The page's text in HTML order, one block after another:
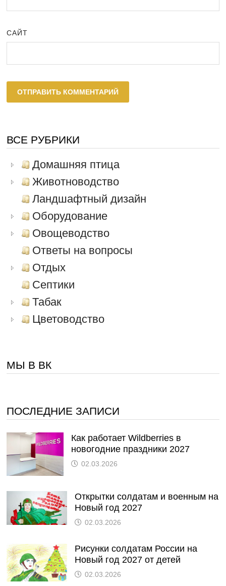
САЙТ
ВСЕ РУБРИКИ
Домашняя птица
Животноводство
Ландшафтный дизайн
Оборудование
Овощеводство
Ответы на вопросы
Отдых
Септики
Табак
Цветоводство
МЫ В ВК
ПОСЛЕДНИЕ ЗАПИСИ
Как работает Wildberries в
новогодние праздники 2027
02.03.2026
Открытки солдатам и военным на
Новый год 2027
02.03.2026
Рисунки солдатам России на
Новый год 2027 от детей
02.03.2026